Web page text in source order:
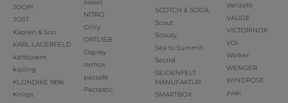
JOOP!
JOST
Kapten & Son
KARL LAGERFELD
kattbjoern
kipling
KLONDIKE 1896
Knirps
neoxx
NITRO
Oilily
ORTLIEB
Osprey
oxmox
pacsafe
Pactastic
SCOTCH & SODA
Scout
Scouty
Sea to Summit
Secrid
SEIDENFELT
MANUFAKTUR
SMARTBOX
Vanzetti
VAUDE
VICTORINOX
VOi
Walker
WENGER
WINDROSE
zwei